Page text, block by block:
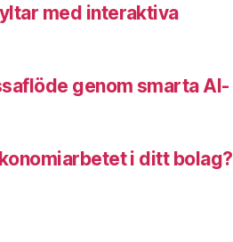
med interaktiva
genom smarta AI-
i ditt bolag?